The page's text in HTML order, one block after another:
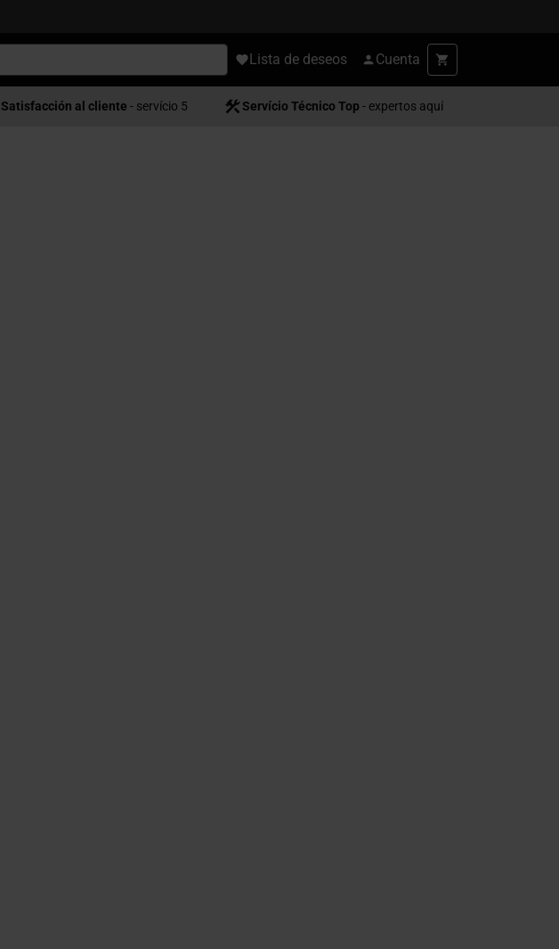
Lista de deseos Cuenta
Satisfacción al cliente - servício 5 Servício Técnico Top - expertos aquí